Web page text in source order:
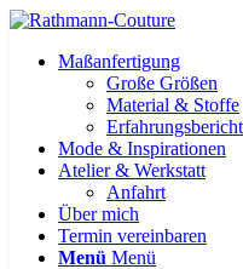
Maßanfertigung
Große Größen
Material & Stoffe
Mode & Inspirationen
Atelier & Werkstatt
Anfahrt
Über mich
Termin vereinbaren
Menü Menü